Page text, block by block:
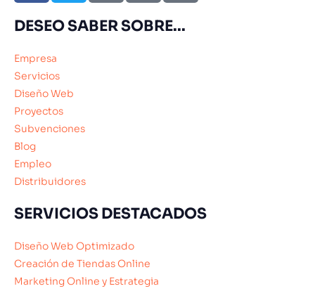
DESEO SABER SOBRE...
Empresa
Servicios
Diseño Web
Proyectos
Subvenciones
Blog
Empleo
Distribuidores
SERVICIOS DESTACADOS
Diseño Web Optimizado
Creación de Tiendas Online
Marketing Online y Estrategia